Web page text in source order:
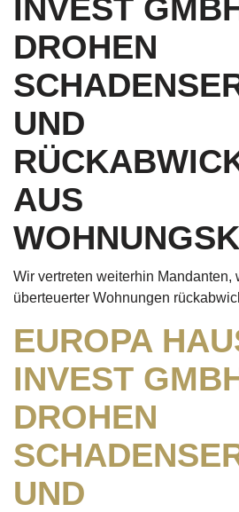
INVEST
DROHEN
UND
AUS
Wir vertreten weiterhin Mandanten,
überteuerter Wohnungen
EUROPA
INVEST
DROHEN
UND